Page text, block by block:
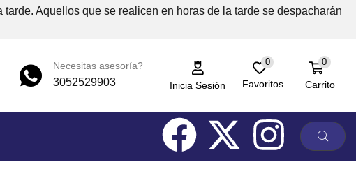
Aquellos que se realicen en horas de la tarde se despacharán
Necesitas asesoría?
3052529903 Inicia Sesión
0
Favoritos
0
Carrito